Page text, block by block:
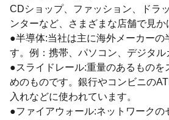
CDショップ、ファッション、ドラ
ンターなど、さまざまな店舗で見か
●半導体:当社は主に海外メーカーの
す。例：携帯、パソコン、デジタル
●スライドレール:重量のあるものを
めのものです。銀行やコンビニの
入れなどに使われています。
●ファイアウォール:ネットワークの